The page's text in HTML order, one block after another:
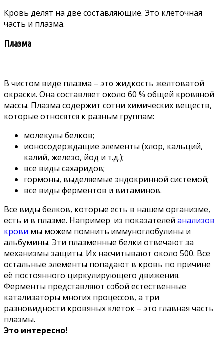
Кровь делят на две составляющие. Это клеточная
часть и плазма.
Плазма
В чистом виде плазма – это жидкость желтоватой
окраски. Она составляет около 60 % общей кровяной
массы. Плазма содержит сотни химических веществ,
которые относятся к разным группам:
молекулы белков;
ионосодерждащие элементы (хлор, кальций,
калий, железо, йод и т.д.);
все виды сахаридов;
гормоны, выделяемые эндокринной системой;
все виды ферментов и витаминов.
Все виды белков, которые есть в нашем организме,
есть и в плазме. Например, из показателей анализов
крови мы можем помнить иммуноглобулины и
альбумины. Эти плазменные белки отвечают за
механизмы защиты. Их насчитывают около 500. Все
остальные элементы попадают в кровь по причине
её постоянного циркулирующего движения.
Ферменты представляют собой естественные
катализаторы многих процессов, а три
разновидности кровяных клеток – это главная часть
плазмы.
Это интересно!